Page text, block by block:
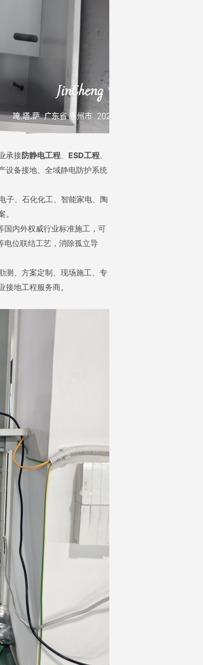
承接防静电工程、 ESD工程、
设备接地、全域静电防护系统
子、石化化工、智能家电、陶
内外权威行业标准施工，可
电位联结工艺，消除孤立导
测、方案定制、现场施工、专
地工程服务商。